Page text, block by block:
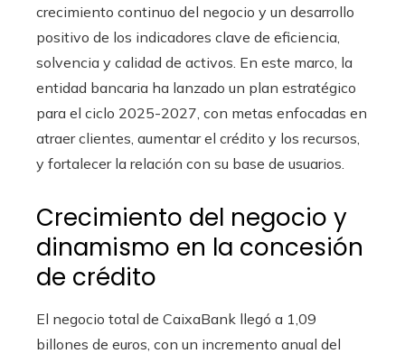
crecimiento continuo del negocio y un desarrollo
positivo de los indicadores clave de eficiencia,
solvencia y calidad de activos. En este marco, la
entidad bancaria ha lanzado un plan estratégico
para el ciclo 2025-2027, con metas enfocadas en
atraer clientes, aumentar el crédito y los recursos,
y fortalecer la relación con su base de usuarios.
Crecimiento del negocio y
dinamismo en la concesión
de crédito
El negocio total de CaixaBank llegó a 1,09
billones de euros, con un incremento anual del